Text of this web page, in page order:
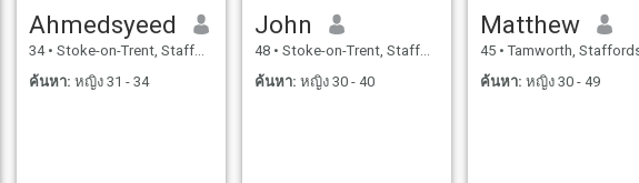
Ahmedsyeed
34 • Stoke-on-Trent, Staffordshire, อังกฤษ
ค้นหา: หญิง 31 - 34
John
48 • Stoke-on-Trent, Staffordshire, อังกฤษ
ค้นหา: หญิง 30 - 40
Matthew
45 • Tamworth, Staffordshire, อัง
ค้นหา: หญิง 30 - 49